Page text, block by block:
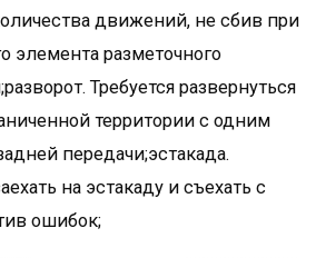
движений, не сбив при
элемента разметочного
Требуется развернуться
территории с одним
передачи;эстакада.
на эстакаду и съехать с
ошибок;